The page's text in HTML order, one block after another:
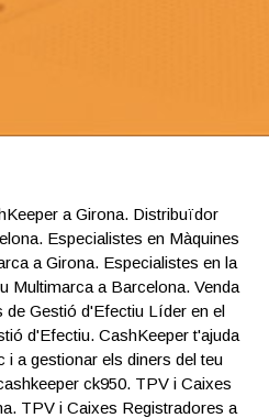
a Girona. Distribuïdor
Especialistes en Màquines
a Girona. Especialistes en la
Multimarca a Barcelona. Venda
de Gestió d'Efectiu Líder en el
d'Efectiu. CashKeeper t'ajuda
i a gestionar els diners del teu
ck950. TPV i Caixes
TPV i Caixes Registradores a